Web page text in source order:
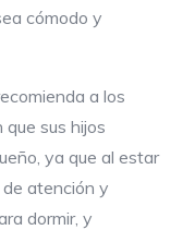
cómodo y
a los
sus hijos
ya que al estar
atención y
dormir, y